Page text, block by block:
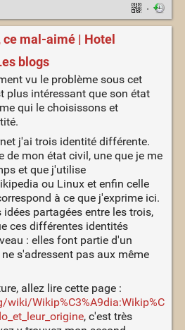
·
ce mal-aimé | Hotel
blogs
vu le problème sous cet
plus intéressant que son état
qui le choisissons et
j'ai trois identité différente.
de mon état civil, une que je me
et que j'utilise
ou Linux et enfin celle
à ce que j'exprime ici.
partagées entre les trois,
ces différentes identités
: elles font partie d'un
s'adressent pas aux même
allez lire cette page :
Wikip%C3%A9dia:Wikip%C
, c'est très